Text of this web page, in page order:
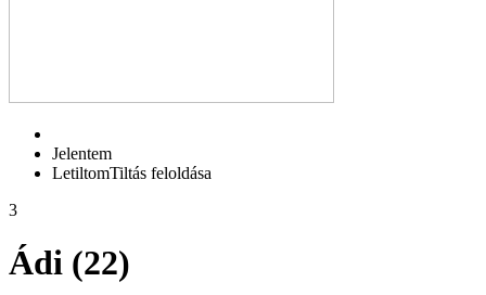
Jelentem
LetiltomTiltás feloldása
3
Ádi (22)